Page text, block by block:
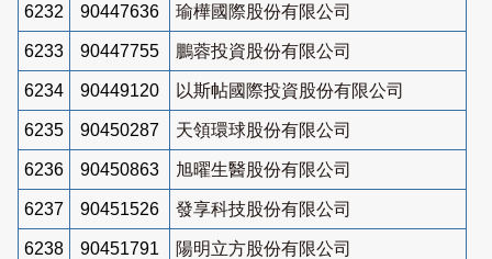
6232 90447636 瑜樺國際股份有限公司
6233 90447755 鵬蓉投資股份有限公司
6234 90449120 以斯帖國際投資股份有限公司
6235 90450287 天領環球股份有限公司
6236 90450863 旭曜生醫股份有限公司
6237 90451526 發享科技股份有限公司
6238 90451791 陽明立方股份有限公司